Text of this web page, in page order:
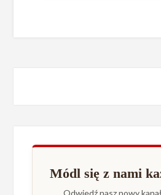
Módl się z nami
Odwiedź nasz nowy